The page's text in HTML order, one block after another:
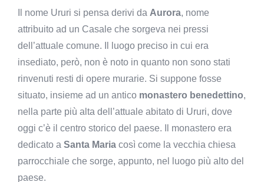
Il nome Ururi si pensa derivi da Aurora, nome
attribuito ad un Casale che sorgeva nei pressi
dell’attuale comune. Il luogo preciso in cui era
insediato, però, non è noto in quanto non sono stati
rinvenuti resti di opere murarie. Si suppone fosse
situato, insieme ad un antico monastero benedettino,
nella parte più alta dell’attuale abitato di Ururi, dove
oggi c’è il centro storico del paese. Il monastero era
dedicato a Santa Maria così come la vecchia chiesa
parrocchiale che sorge, appunto, nel luogo più alto del
paese.